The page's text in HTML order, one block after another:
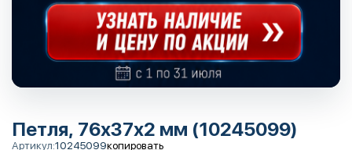
Петля, 76х37х2 мм (10245099)
Артикул:10245099копировать